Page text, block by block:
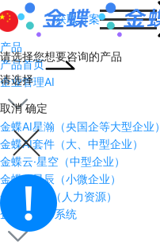
获取方案
产品
产品首页
企业管理AI
金蝶AI星瀚（央国企等大型企业）
金蝶AI套件（大、中型企业）
金蝶云·星空（中型企业）
金蝶AI星辰（小微企业）
金蝶AI HR（人力资源）
企业AI操作系统
请选择您想要咨询的产品
请选择
取消 确定